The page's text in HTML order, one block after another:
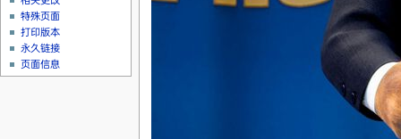
特殊页面
打印版本
永久链接
页面信息